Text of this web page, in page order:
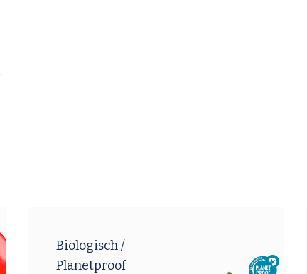
Biologisch /
Planetproof